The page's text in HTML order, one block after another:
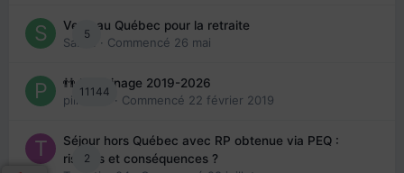
5
Venir au Québec pour la retraite
Sab74
· Commencé 26 mai
11144
👬 Parrainage 2019-2026
piinoush · Commencé 22 février 2019
2
Séjour hors Québec avec RP obtenue via PEQ :
risques et conséquences ?